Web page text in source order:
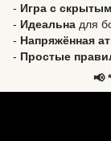
- Игра с
- Идеальна для
- Напряжённая
- Простые
📢